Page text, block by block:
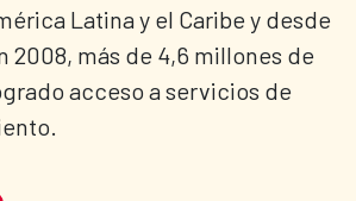
Latina y el Caribe y desde
2008, más de 4,6 millones de
acceso a servicios de